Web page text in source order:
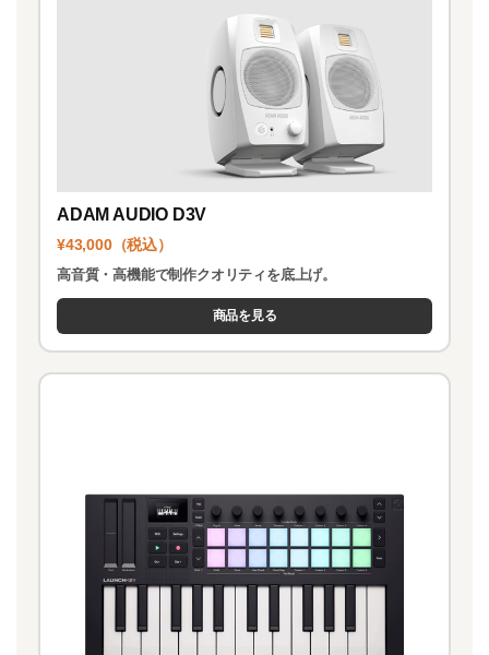
ADAM AUDIO D3V
¥43,000（税込）
高音質・高機能で制作クオリティを底上げ。
商品を見る